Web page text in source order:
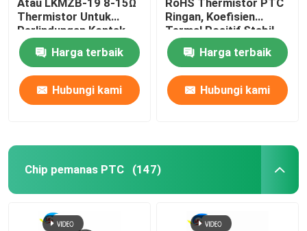
pelindung overload termal
Thermistor Untuk
Perlindungan Kontak
Relay Tipe PTC
Thermistor Multi-
Purpose Heat-Resista
Harga terbaik
Hubungi kami
Ringan, Koefisien
Termal Positif Stabil
Thermistor Untuk
Perlindungan
Overcurrent
Harga terbaik
Hubungi kami
Chip pemanas PTC (147)